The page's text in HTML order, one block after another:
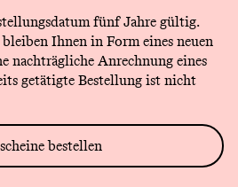
fünf Jahre gültig.
Ihnen in Form eines neuen
nachträgliche Anrechnung eines
getätigte Bestellung ist nicht
bestellen